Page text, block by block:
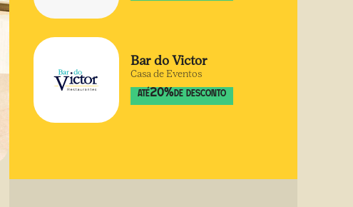
Bar do Victor
Casa de Eventos
ATÉ20%DE DESCONTO